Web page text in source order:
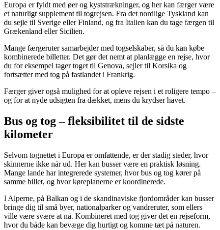
Europa er fyldt med øer og kyststrækninger, og her kan færger være
et naturligt supplement til togrejsen. Fra det nordlige Tyskland kan
du sejle til Sverige eller Finland, og fra Italien kan du tage færgen til
Grækenland eller Sicilien.
Mange færgeruter samarbejder med togselskaber, så du kan købe
kombinerede billetter. Det gør det nemt at planlægge en rejse, hvor
du for eksempel tager toget til Genova, sejler til Korsika og
fortsætter med tog på fastlandet i Frankrig.
Færger giver også mulighed for at opleve rejsen i et roligere tempo –
og for at nyde udsigten fra dækket, mens du krydser havet.
Bus og tog – fleksibilitet til de sidste
kilometer
Selvom tognettet i Europa er omfattende, er der stadig steder, hvor
skinnerne ikke når ud. Her kan busser være en praktisk løsning.
Mange lande har integrerede systemer, hvor bus og tog kører på
samme billet, og hvor køreplanerne er koordinerede.
I Alperne, på Balkan og i de skandinaviske fjordområder kan busser
bringe dig til små byer, nationalparker og vandreruter, som ellers
ville være svære at nå. Kombineret med tog giver det en rejseform,
hvor du både kan bevæge dig hurtigt og komme tæt på naturen.